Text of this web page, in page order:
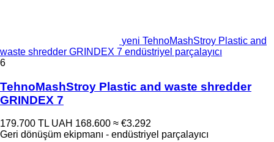
yeni TehnoMashStroy Plastic and
waste shredder GRINDEX 7 endüstriyel parçalayıcı
6
TehnoMashStroy Plastic and waste shredder
GRINDEX 7
179.700 TL UAH 168.600 ≈ €3.292
Geri dönüşüm ekipmanı - endüstriyel parçalayıcı